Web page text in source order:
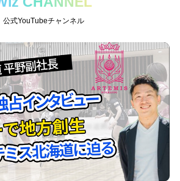
公式YouTubeチャンネル